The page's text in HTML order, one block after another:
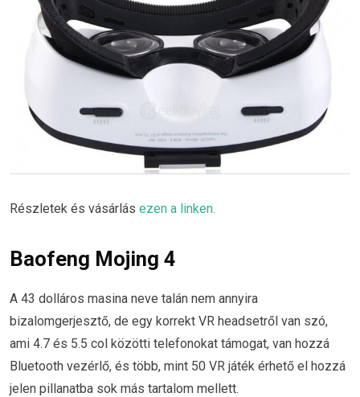
Részletek és vásárlás ezen a linken.
Baofeng Mojing 4
A 43 dolláros masina neve talán nem annyira
bizalomgerjesztő, de egy korrekt VR headsetről van szó,
ami 4.7 és 5.5 col közötti telefonokat támogat, van hozzá
Bluetooth vezérlő, és több, mint 50 VR játék érhető el hozzá
jelen pillanatba sok más tartalom mellett.